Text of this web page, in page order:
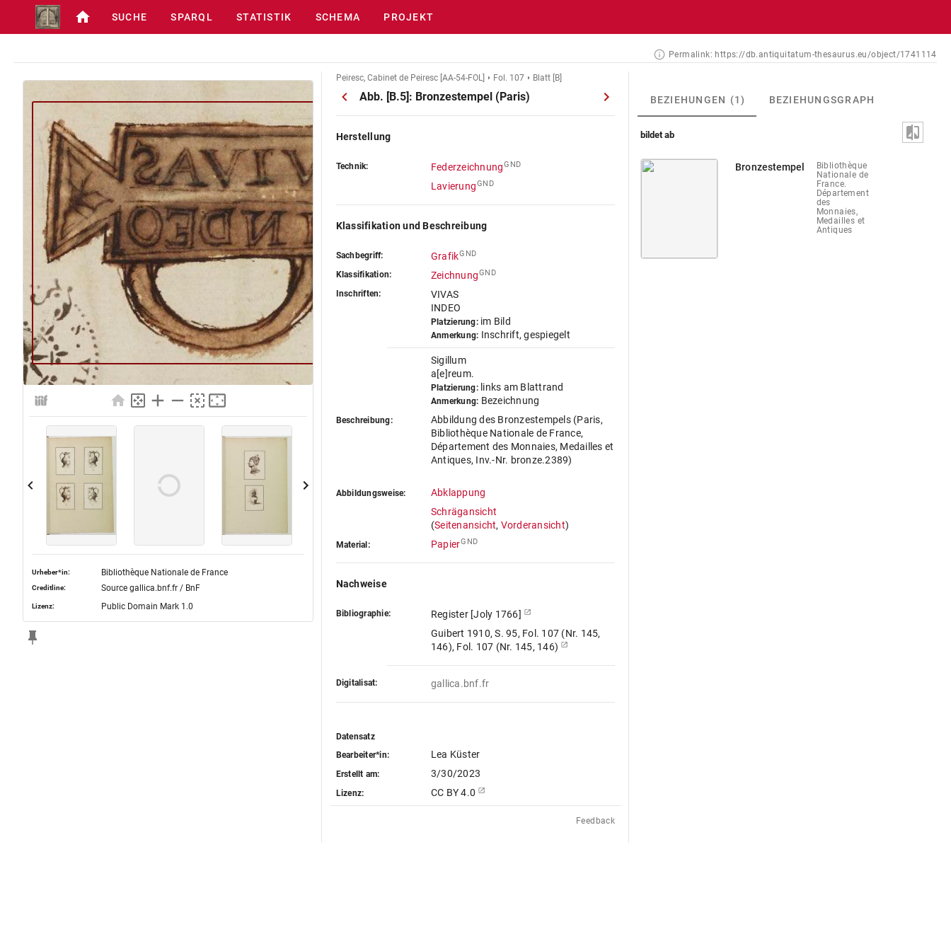
SUCHE SPARQL STATISTIK SCHEMA PROJEKT
Permalink: https://db.antiquitatum-thesaurus.eu/object/1741114
Urheber*in: Bibliothèque Nationale de France
Creditline: Source gallica.bnf.fr / BnF
Lizenz: Public Domain Mark 1.0
Peiresc, Cabinet de Peiresc [AA-54-FOL] Fol. 107 Blatt [B]
Abb. [B.5]: Bronzestempel (Paris)
Herstellung
Technik: FederzeichnungGND
LavierungGND
Klassifikation und Beschreibung
Sachbegriff: GrafikGND
Klassifikation: ZeichnungGND
Inschriften:
VIVAS
INDEO
Platzierung:im Bild
Anmerkung: Inschrift, gespiegelt
Sigillum
a[e]reum.
Platzierung:links am Blattrand
Anmerkung: Bezeichnung
Beschreibung:
Abbildung des Bronzestempels (Paris,
Bibliothèque Nationale de France,
Département des Monnaies, Medailles et
Antiques, Inv.-Nr. bronze.2389)
Abbildungsweise:
Abklappung
Schrägansicht
(Seitenansicht, Vorderansicht)
Material: PapierGND
Nachweise
Bibliographie:
Register [Joly 1766]
Guibert 1910, S. 95, Fol. 107 (Nr. 145,
146), Fol. 107 (Nr. 145, 146)
Digitalisat: gallica.bnf.fr
Datensatz
Bearbeiter*in:
Lea Küster
Erstellt am: 3/30/2023
Lizenz: CC BY 4.0
Feedback
BEZIEHUNGEN (1) BEZIEHUNGSGRAPH
bildet ab
Bronzestempel
Bibliothèque
Nationale de
France.
Département
des
Monnaies,
Medailles et
Antiques